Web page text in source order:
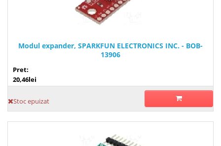
Modul expander, SPARKFUN ELECTRONICS INC. - BOB-
13906
Pret:
20,46lei
Stoc epuizat